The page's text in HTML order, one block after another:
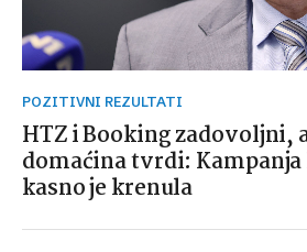
POZITIVNI REZULTATI
HTZ i Booking zadovoljni,
domaćina tvrdi: Kampanja
kasno je krenula